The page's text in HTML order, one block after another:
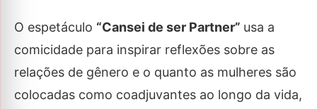
O espetáculo “Cansei de ser Partner” usa a
comicidade para inspirar reflexões sobre as
relações de gênero e o quanto as mulheres são
colocadas como coadjuvantes ao longo da vida,